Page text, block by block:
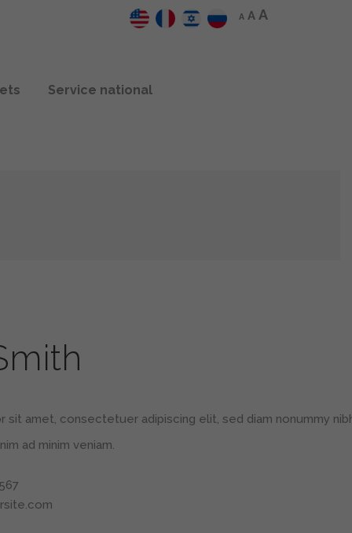
A A A
Service national
sit amet, consectetuer adipiscing elit, sed diam nonummy
ad minim veniam.